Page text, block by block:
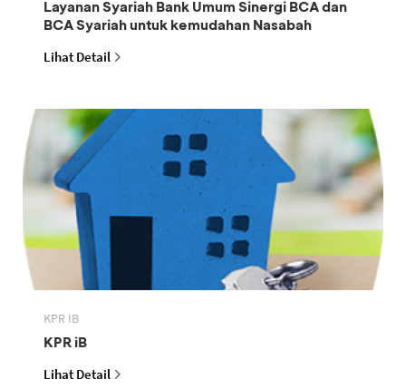
Layanan Syariah Bank Umum Sinergi BCA dan
BCA Syariah untuk kemudahan Nasabah
Lihat Detail
KPR IB
KPR iB
Lihat Detail